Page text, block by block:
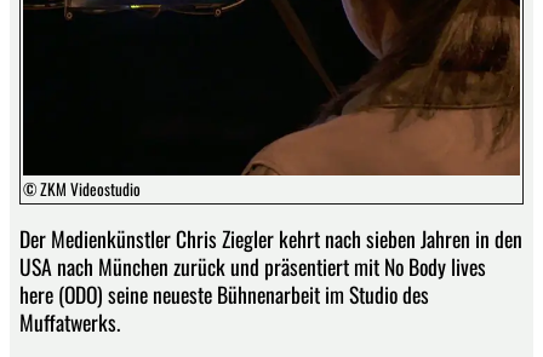
© ZKM Videostudio
Der Medienkünstler Chris Ziegler kehrt nach sieben Jahren in den
USA nach München zurück und präsentiert mit No Body lives
here (ODO) seine neueste Bühnenarbeit im Studio des
Muffatwerks.